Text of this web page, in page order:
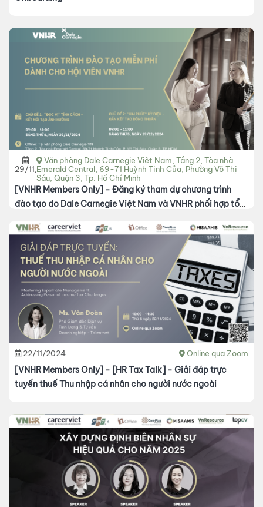
29/11/2024
Văn phòng Dale Carnegie Việt Nam, Tầng 2, Tòa nhà
Emerald Central, 69-71 Huỳnh Tịnh Của, Phường Võ Thị
Sáu, Quận 3, Tp. Hồ Chí Minh
[VNHR Members Only] - Đăng ký tham dự chương trình
đào tạo do Dale Carnegie Việt Nam và VNHR phối hợp tổ
22/11/2024 Online qua Zoom
[VNHR Members Only] - [HR Tax Talk] - Giải đáp trực
tuyến thuế Thu nhập cá nhân cho người nước ngoài